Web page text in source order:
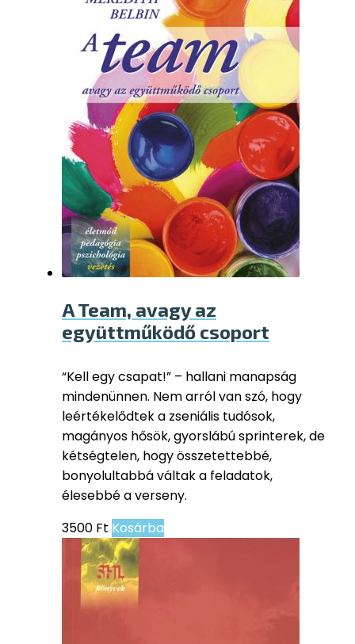
A Team, avagy az
együttműködő csoport
“Kell egy csapat!” – hallani manapság
mindenünnen. Nem arról van szó, hogy
leértékelődtek a zseniális tudósok,
magányos hősök, gyorslábú sprinterek, de
kétségtelen, hogy összetettebbé,
bonyolultabbá váltak a feladatok,
élesebbé a verseny.
3500 Ft Kosárba